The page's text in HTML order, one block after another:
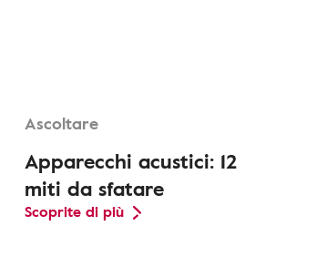
Ascoltare
Apparecchi acustici: 12
miti da sfatare
Scoprite di più